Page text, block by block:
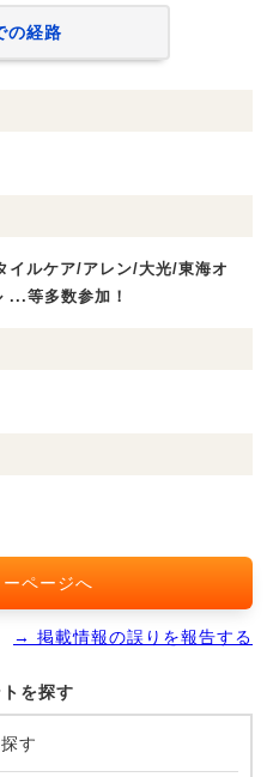
の経路
イルケア/アレン/大光/東海オ
...等多数参加！
ページへ
→ 掲載情報の誤りを報告する
を探す
す